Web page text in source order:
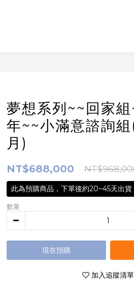
夢想系列~~回家
年~~小滿意諮詢
月)
NT$688,000
此為預購商品，下單後約20~45天出貨
數量
現在預購
加入追蹤清單